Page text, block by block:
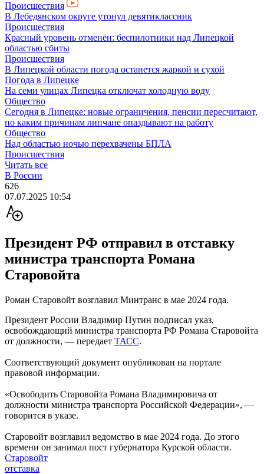
Происшествия
В Лебедянском округе утонул девятиклассник
Происшествия
Красный уровень отменён: беспилотники над Липецкой
областью сбиты
Происшествия
В Липецкой области погода останется жаркой и сухой
Погода в Липецке
На семи улицах Липецка отключат холодную воду
Общество
Сегодня в Липецке: новые ограничения, пенсии пересчитают,
по каким причинам липчане опаздывают на работу
Общество
Над областью ночью перехвачены БПЛА
Происшествия
Читать все
В России
626
07.07.2025 10:54
Президент РФ отправил в отставку
министра транспорта Романа
Старовойта
Роман Старовойт возглавил Минтранс в мае 2024 года.
Президент России Владимир Путин подписал указ,
освобождающий министра транспорта РФ Романа Старовойта
от должности, — передает ТАСС.
Соответствующий документ опубликован на портале
правовой информации.
«Освободить Старовойта Романа Владимировича от
должности министра транспорта Российской Федерации», —
говорится в указе.
Старовойт возглавил ведомство в мае 2024 года. До этого
времени он занимал пост губернатора Курской области.
Старовойт
отставка